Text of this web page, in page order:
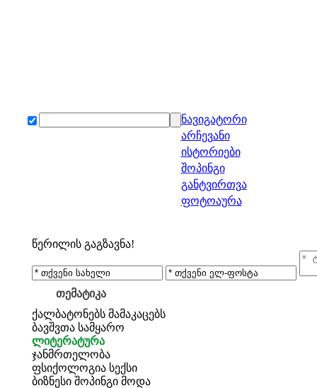
ნავიგატორი
არჩევანი
ისტორიები
შოპინგი
განტვირთვა
ფოტოაურა
წერილის გაგზავნა!
თემატიკა
ქალბატონებს მამაკაცებს
ბავშვთა სამყარო
ლიტერატურა
ჯანმრთელობა
ფსიქოლოგია სექსი
ბიზნესი შოპინგი მოდა